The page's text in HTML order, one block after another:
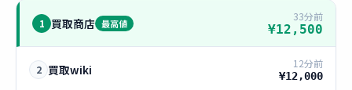
1 買取商店 最高値
33分前
¥12,500
2 買取wiki 12分前
¥12,000